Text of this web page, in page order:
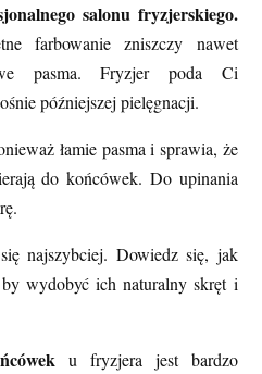
salonu fryzjerskiego.
farbowanie zniszczy nawet
pasma. Fryzjer poda Ci
późniejszej pielęgnacji.
łamie pasma i sprawia, że
do końcówek. Do upinania
najszybciej. Dowiedz się, jak
wydobyć ich naturalny skręt i
u fryzjera jest bardzo